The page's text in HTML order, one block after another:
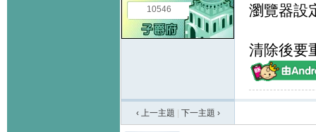
10546 瀏覽器設
清除後要
‹ 上一主題 下一主題 ›